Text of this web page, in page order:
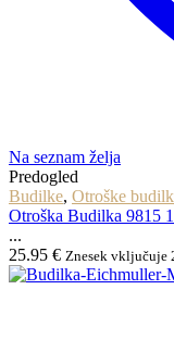
Na seznam želja
Predogled
Budilke, Otroške
Otroška Budilka 9815
...
25.95 € Znesek vključuje